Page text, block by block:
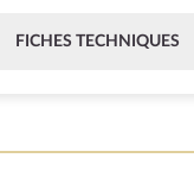
FICHES TECHNIQUES